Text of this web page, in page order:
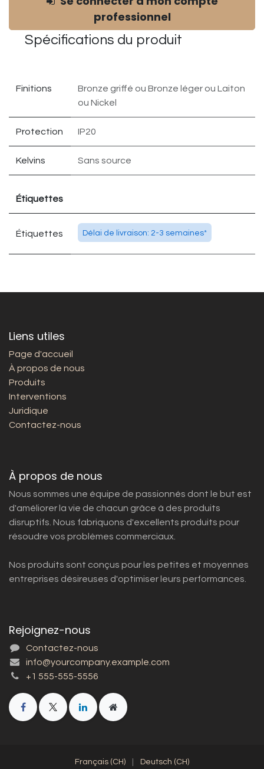
professionnel
Spécifications du produit
Finitions Bronze griffé ou Bronze léger ou Laiton
ou Nickel
Protection IP20
Kelvins Sans source
Étiquettes
Étiquettes Délai de livraison: 2-3 semaines*
Liens utiles
Page d'accueil
À propos de nous
Produits
Interventions
Juridique
Contactez-nous
À propos de nous
Nous sommes une équipe de passionnés dont le but est
d'améliorer la vie de chacun grâce à des produits
disruptifs. Nous fabriquons d'excellents produits pour
résoudre vos problèmes commerciaux.
Nos produits sont conçus pour les petites et moyennes
entreprises désireuses d'optimiser leurs performances.
Rejoignez-nous
Contactez-nous
info@yourcompany.example.com
+1 555-555-5556
Français (CH) Deutsch (CH)